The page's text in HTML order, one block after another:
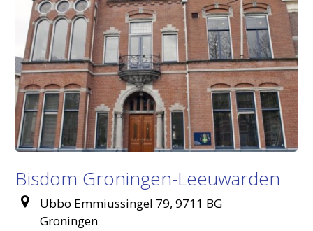
Bisdom Groningen-Leeuwarden
Ubbo Emmiussingel 79, 9711 BG
Groningen